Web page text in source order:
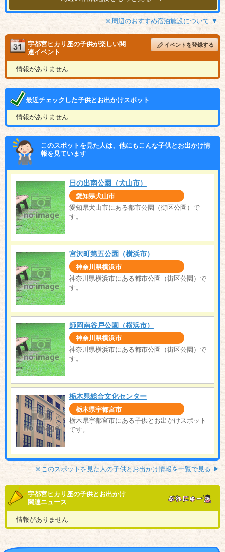
※周辺のおすすめ宿泊施設について ▼
宇都宮ヒカリ座の子供が楽しい関
連イベント
イベントを登録する
情報がありません
最近チェックした子供とお出かけスポット
情報がありません
このスポットを見た人は、他にもこんな子供とお出かけ情
報を見ています
日の出南公園（犬山市）
愛知県犬山市
愛知県犬山市にある都市公園（街区公園）で
す。
宮沢町第五公園（横浜市）
神奈川県横浜市
神奈川県横浜市にある都市公園（街区公園）で
す。
師岡南谷戸公園（横浜市）
神奈川県横浜市
神奈川県横浜市にある都市公園（街区公園）で
す。
栃木県総合文化センター
栃木県宇都宮市
栃木県宇都宮市にある子供とお出かけスポット
です。
※このスポットを見た人の子供とお出かけ情報を一覧で見る ▶︎
宇都宮ヒカリ座の子供とお出かけ
関連ニュース
情報がありません